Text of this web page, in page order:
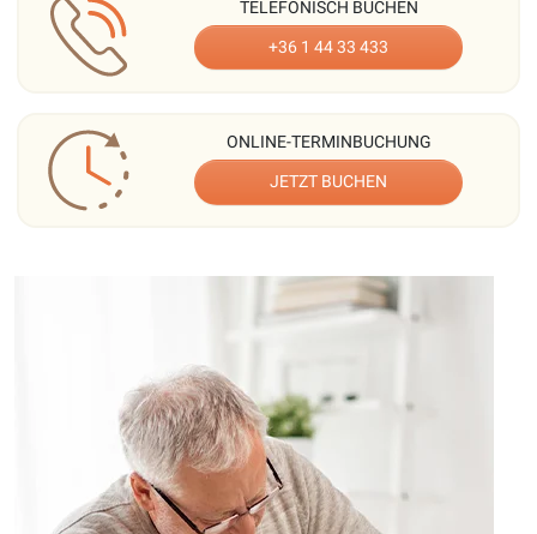
TELEFONISCH BUCHEN
+36 1 44 33 433
ONLINE-TERMINBUCHUNG
JETZT BUCHEN